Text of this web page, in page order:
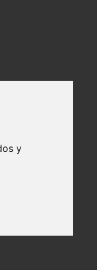
y